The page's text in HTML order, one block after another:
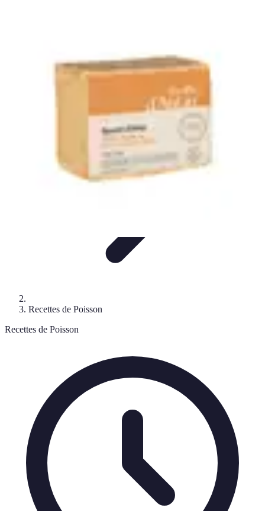
Recettes de Poissons
Recettes de Poisson
Recettes de Poisson